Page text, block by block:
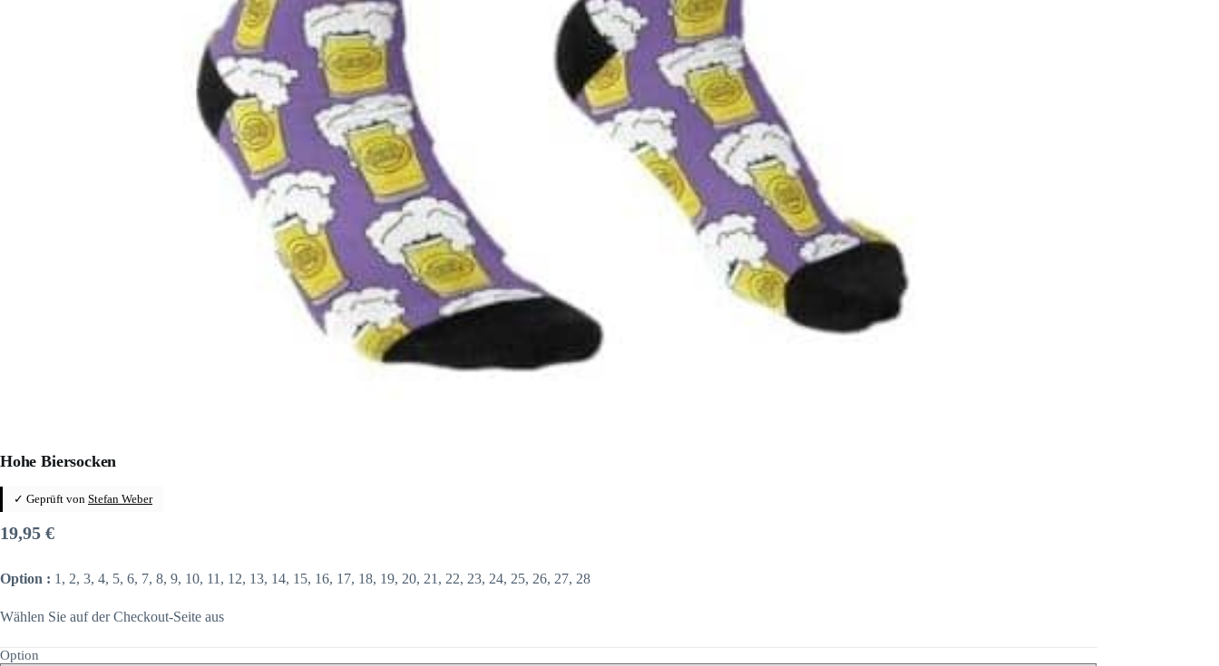
Hohe Biersocken
✓ Geprüft von Stefan Weber
19,95 €
Option : 1, 2, 3, 4, 5, 6, 7, 8, 9, 10, 11, 12, 13, 14, 15, 16, 17, 18, 19, 20, 21, 22, 23, 24, 25, 26, 27, 28
Wählen Sie auf der Checkout-Seite aus
Option